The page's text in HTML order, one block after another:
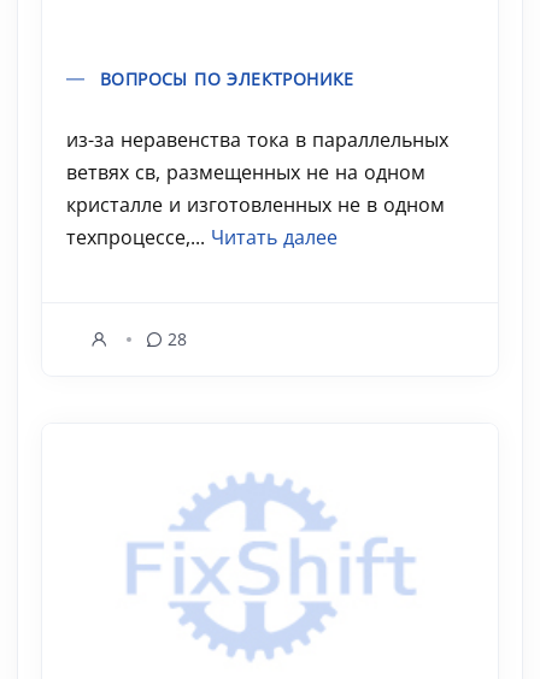
ВОПРОСЫ ПО ЭЛЕКТРОНИКЕ
из-за неравенства тока в параллельных
ветвях св, размещенных не на одном
кристалле и изготовленных не в одном
техпроцессе,... Читать далее
28